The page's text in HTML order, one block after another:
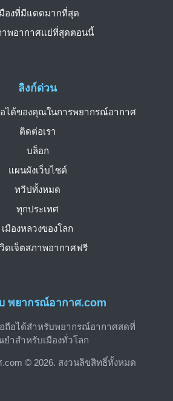
พยากรณ์อากาศ.com
ถือได้สำหรับพยากรณ์อากาศสดที่
ยำสำหรับเมืองทั่วโลก
© 2026. สงวนลิขสิทธิ์ทั้งหมด
ลิงก์ด่วน
ได้ของคุณในการพยากรณ์อากาศ
ติดต่อเรา
บล็อก
แผนผังเว็บไซต์
ทวีปทั้งหมด
ทุกประเทศ
เมืองหลวงของโลก
ดเจ็ตสภาพอากาศฟรี
มืองที่มีแดดมากที่สุด
พอากาศแย่ที่สุดตอนนี้